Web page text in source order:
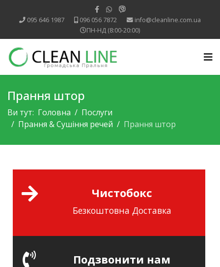
095 646 1987 096 056 7872
info@cleanline.com.ua
ПН-НД (8:00-20:00)
Прання штор
Ви тут: Головна
Послуги
Прання & Cушіння речей
Прання штор
Чистобокс
Безкоштовна Доставка
Подзвонити нам